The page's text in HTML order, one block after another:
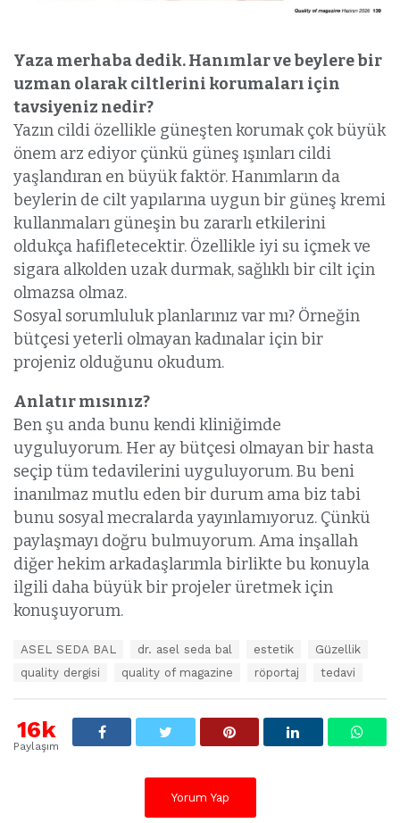
Yaza merhaba dedik. Hanımlar ve beylere bir
uzman olarak ciltlerini korumaları için
tavsiyeniz nedir?
Yazın cildi özellikle güneşten korumak çok büyük
önem arz ediyor çünkü güneş ışınları cildi
yaşlandıran en büyük faktör. Hanımların da
beylerin de cilt yapılarına uygun bir güneş kremi
kullanmaları güneşin bu zararlı etkilerini
oldukça hafifletecektir. Özellikle iyi su içmek ve
sigara alkolden uzak durmak, sağlıklı bir cilt için
olmazsa olmaz.
Sosyal sorumluluk planlarınız var mı? Örneğin
bütçesi yeterli olmayan kadınalar için bir
projeniz olduğunu okudum.
Anlatır mısınız?
Ben şu anda bunu kendi kliniğimde
uyguluyorum. Her ay bütçesi olmayan bir hasta
seçip tüm tedavilerini uyguluyorum. Bu beni
inanılmaz mutlu eden bir durum ama biz tabi
bunu sosyal mecralarda yayınlamıyoruz. Çünkü
paylaşmayı doğru bulmuyorum. Ama inşallah
diğer hekim arkadaşlarımla birlikte bu konuyla
ilgili daha büyük bir projeler üretmek için
konuşuyorum.
t
l
ASEL SEDA BAL dr. asel seda bal estetik
Güzellik
quality dergisi
quality of magazine röportaj tedavi
16k
Paylaşım
Yorum Yap